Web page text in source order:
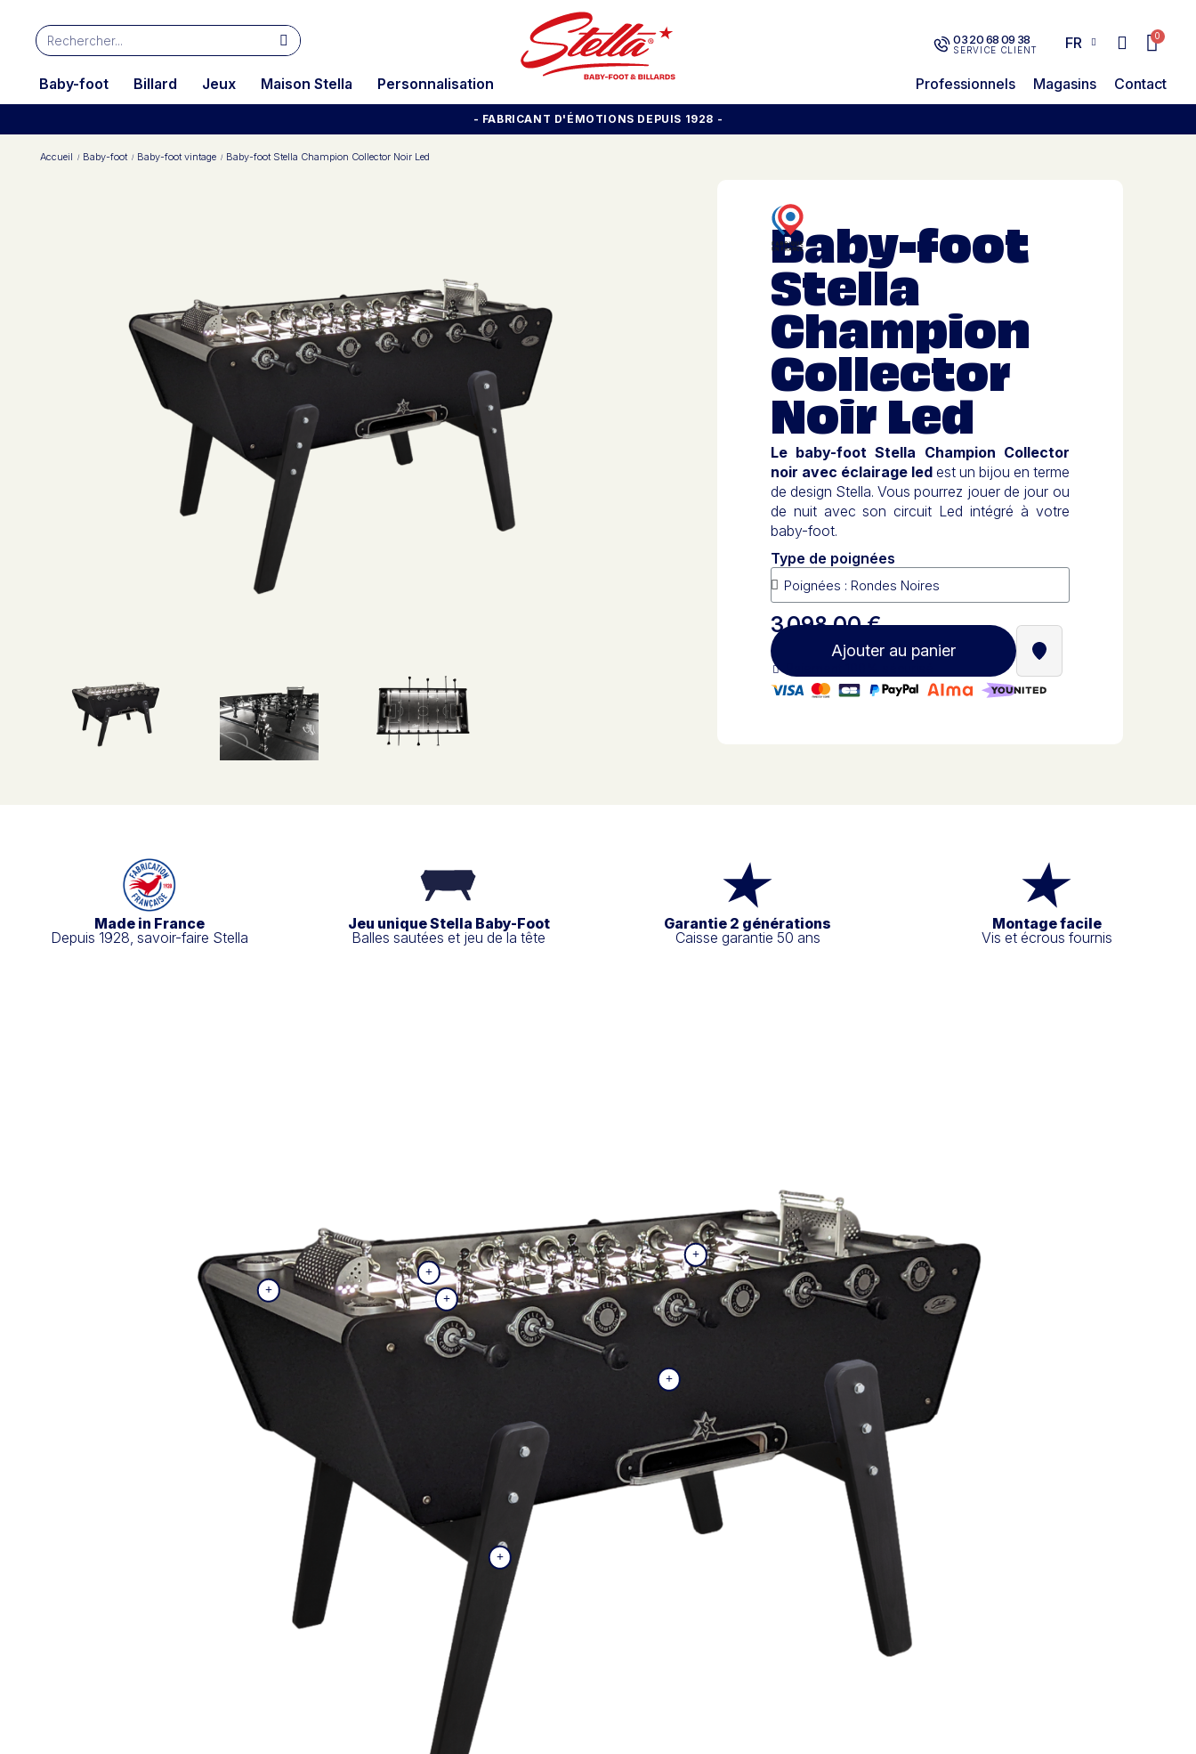
03 20 68 09 38
SERVICE CLIENT FR
Baby-foot Billard Jeux Maison Stella Personnalisation Professionnels Magasins Contact
- FABRICANT D'ÉMOTIONS DEPUIS 1928 -
Accueil Baby-foot Baby-foot vintage Baby-foot Stella Champion Collector Noir Led
Baby-foot
Stella
Champion
Collector
Noir Led
Le baby-foot Stella Champion Collector
noir avec éclairage led est un bijou en terme
de design Stella. Vous pourrez jouer de jour ou
de nuit avec son circuit Led intégré à votre
baby-foot.
Type de poignées
3 098,00 €
Ajouter au panier Trouver un revendeur
Paiement 100% sécurisé
Made in France
Depuis 1928, savoir-faire Stella
Jeu unique Stella Baby-Foot
Balles sautées et jeu de la tête
Garantie 2 générations
Caisse garantie 50 ans
Montage facile
Vis et écrous fournis